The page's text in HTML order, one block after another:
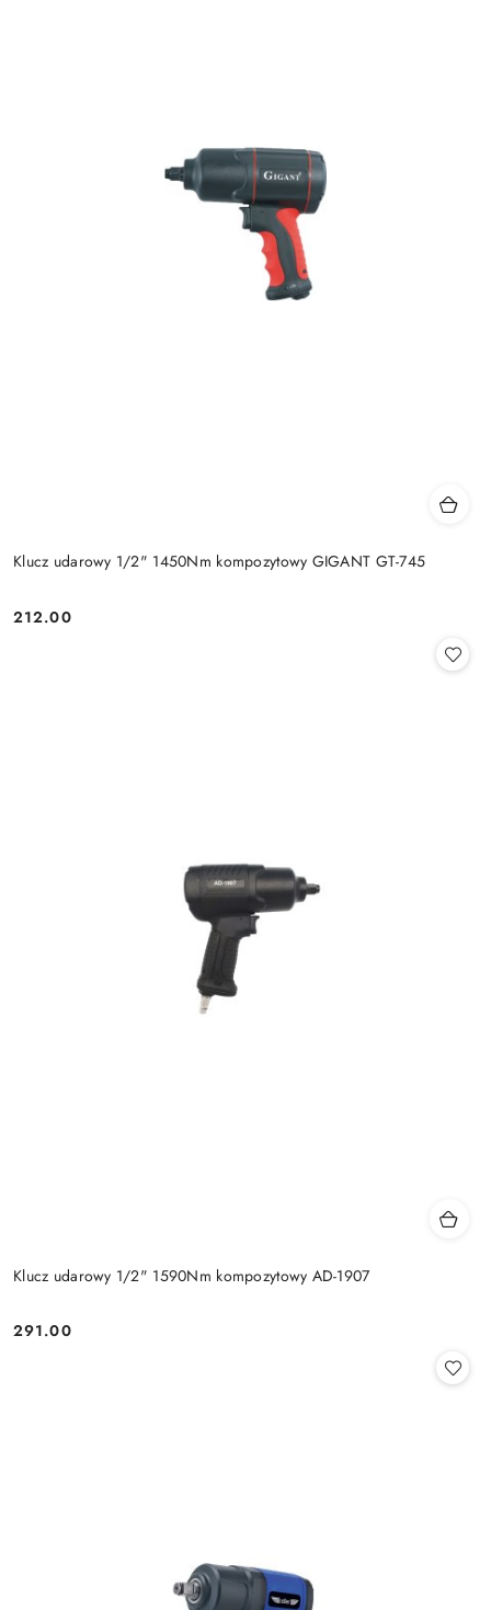
Klucz udarowy 1/2" 1450Nm kompozytowy GIGANT GT-745
Cena:
212.00
Klucz udarowy 1/2" 1590Nm kompozytowy AD-1907
Cena:
291.00